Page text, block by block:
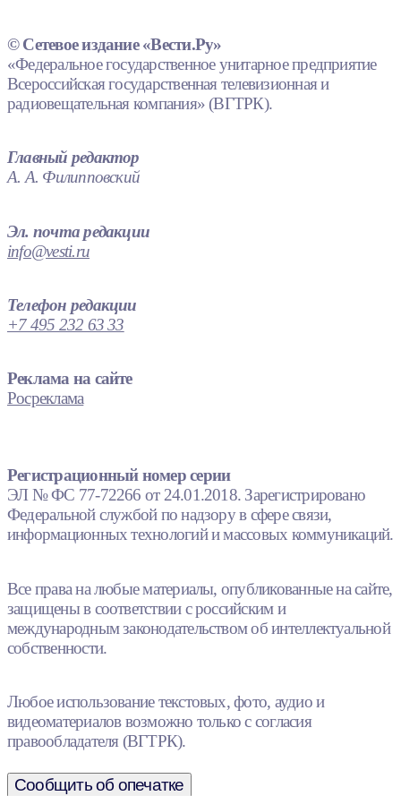
© Сетевое издание «Вести.Ру»
«Федеральное государственное унитарное предприятие
Всероссийская государственная телевизионная и
радиовещательная компания» (ВГТРК).
Главный редактор
А. А. Филипповский
Эл. почта редакции
info@vesti.ru
Телефон редакции
+7 495 232 63 33
Реклама на сайте
Росреклама
Регистрационный номер серии
ЭЛ № ФС 77-72266 от 24.01.2018. Зарегистрировано
Федеральной службой по надзору в сфере связи,
информационных технологий и массовых коммуникаций.
Все права на любые материалы, опубликованные на сайте,
защищены в соответствии с российским и
международным законодательством об интеллектуальной
собственности.
Любое использование текстовых, фото, аудио и
видеоматериалов возможно только с согласия
правообладателя (ВГТРК).
Сообщить об опечатке